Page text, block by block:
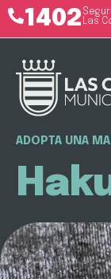
1402 Las
ADOPTA UNA